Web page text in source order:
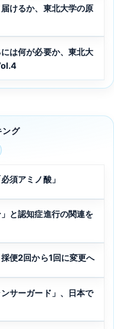
けるか、東北大学の原
は何が必要か、東北大
ング
須アミノ酸」
と認知症進行の関連を
便2回から1回に変更へ
サーガード」、日本で